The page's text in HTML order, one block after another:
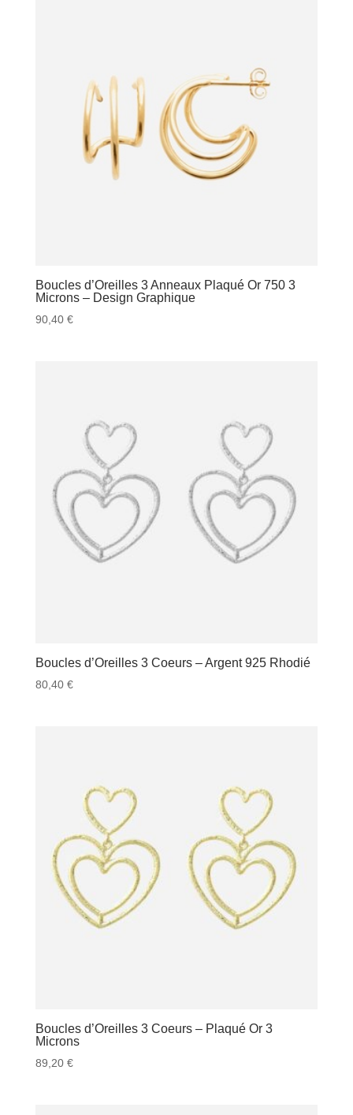
Boucles d’Oreilles 3 Anneaux Plaqué Or 750 3
Microns – Design Graphique
90,40 €
Boucles d’Oreilles 3 Coeurs – Argent 925 Rhodié
80,40 €
Boucles d’Oreilles 3 Coeurs – Plaqué Or 3
Microns
89,20 €